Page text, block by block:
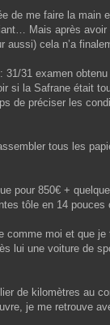
de me faire la
Mais après
cela n’a
31 examen
si la Safrane était
de préciser les
tous les
pour 850€ +
tôle en 14 pouces
comme moi et que
lui une voiture de
de kilomètres au
je me retrouve